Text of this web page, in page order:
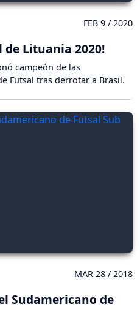
FEB 9 / 2020
Lituania 2020!
campeón de las
Futsal tras derrotar a Brasil.
MAR 28 / 2018
Sudamericano de